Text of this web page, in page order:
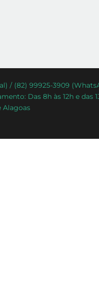
/ (82) 99925-3909
Das 8h às 12h e das
Alagoas